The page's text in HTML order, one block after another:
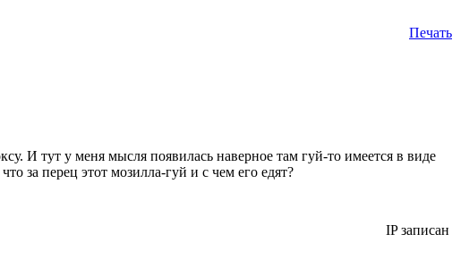
Печать
И тут у меня мысля появилась наверное там гуй-то имеется в виде
за перец этот мозилла-гуй и с чем его едят?
IP записан